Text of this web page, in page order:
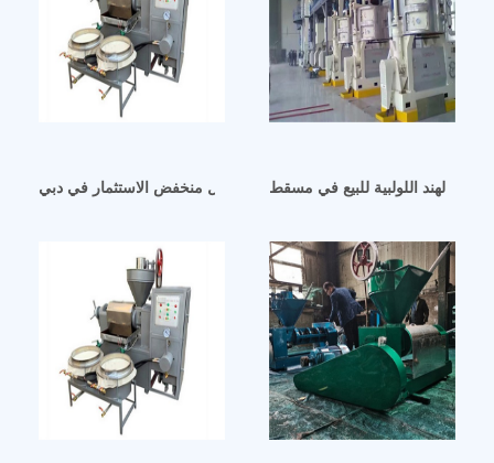
مصنع عصر الزيوت الصالحة للأكل منخفض الاستثمار في دبي
الهند اللولبية للبيع في مسقط